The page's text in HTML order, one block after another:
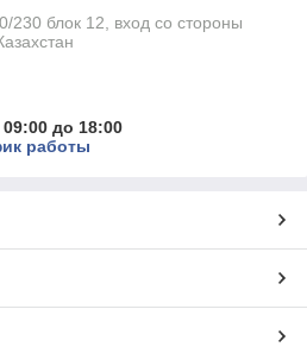
230 блок 12, вход со стороны
до 18:00
работы